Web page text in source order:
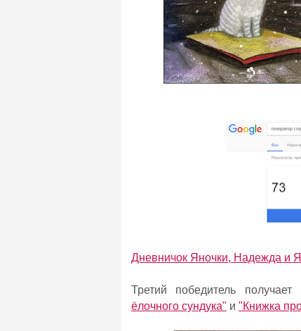
Дневничок Яночки, Надежда и
Третий победитель получает
ёлочного сундука" и "Книжка